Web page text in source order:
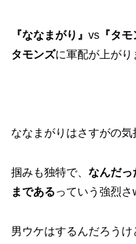
『ななまがり』 vs 『タモ
タモンズに軍配が上がり
ななまがりはさすがの気
掴みも独特で、 なんだっ
まであるっていう強烈さ
男ウケはするんだろう